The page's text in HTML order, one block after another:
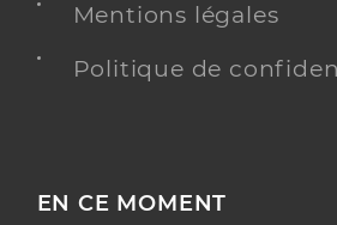
Mentions légales
Politique de
EN CE MOMENT